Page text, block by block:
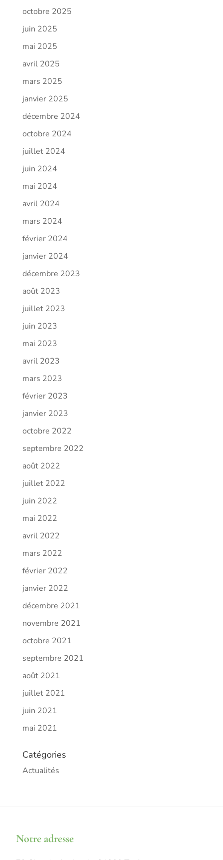
octobre 2025
juin 2025
mai 2025
avril 2025
mars 2025
janvier 2025
décembre 2024
octobre 2024
juillet 2024
juin 2024
mai 2024
avril 2024
mars 2024
février 2024
janvier 2024
décembre 2023
août 2023
juillet 2023
juin 2023
mai 2023
avril 2023
mars 2023
février 2023
janvier 2023
octobre 2022
septembre 2022
août 2022
juillet 2022
juin 2022
mai 2022
avril 2022
mars 2022
février 2022
janvier 2022
décembre 2021
novembre 2021
octobre 2021
septembre 2021
août 2021
juillet 2021
juin 2021
mai 2021
Catégories
Actualités
Notre adresse